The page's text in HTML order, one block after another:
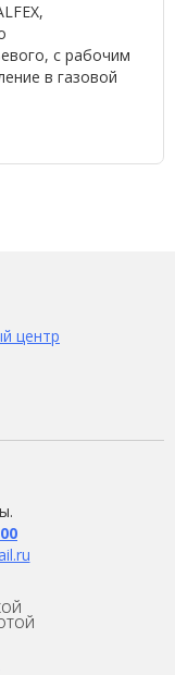
с рабочим
в газовой
центр